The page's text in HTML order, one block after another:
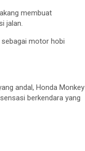
membuat
jalan.
sebagai motor hobi
andal, Honda Monkey
berkendara yang